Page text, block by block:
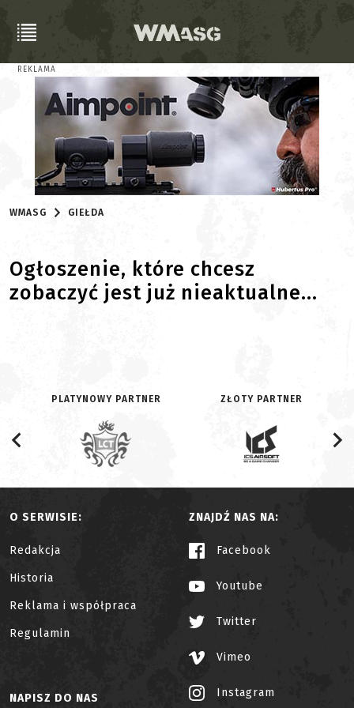
REKLAMA
WMASG GIEŁDA
Ogłoszenie, które chcesz
zobaczyć jest już nieaktualne...
PLATYNOWY PARTNER ZŁOTY PARTNER
O SERWISIE:
Redakcja
Historia
Reklama i współpraca
Regulamin
ZNAJDŹ NAS NA:
Facebook
Youtube
Twitter
Vimeo
Instagram
NAPISZ DO NAS